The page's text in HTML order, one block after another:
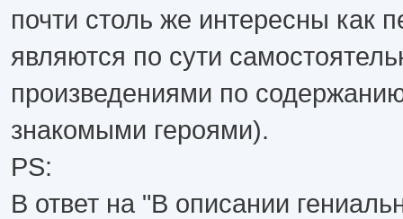
почти столь же интересны как
являются по сути
произведениями по
знакомыми героями).
PS:
В ответ на "В описании